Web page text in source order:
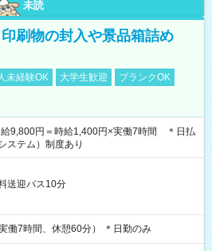
未読
印刷物の封入や景品箱詰め
未経験OK 大学生歓迎
ブランクOK
9,800円＝時給1,400円×実働7時間 ＊日払
ステム）制度あり
送迎バス10分
働7時間、休憩60分） ＊日勤のみ